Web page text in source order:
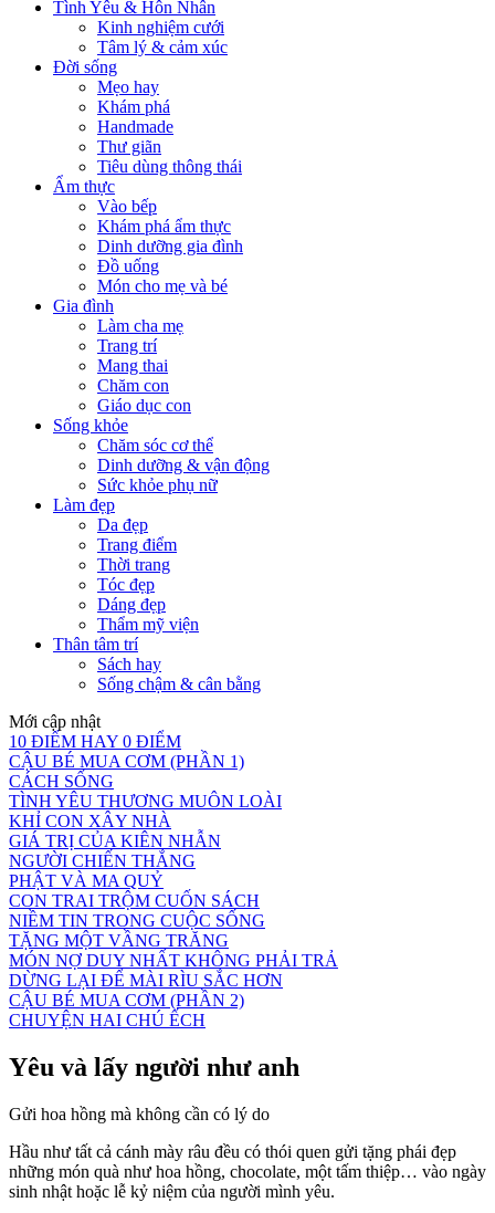
Tình Yêu & Hôn Nhân
Kinh nghiệm cưới
Tâm lý & cảm xúc
Đời sống
Mẹo hay
Khám phá
Handmade
Thư giãn
Tiêu dùng thông thái
Ẩm thực
Vào bếp
Khám phá ẩm thực
Dinh dưỡng gia đình
Đồ uống
Món cho mẹ và bé
Gia đình
Làm cha mẹ
Trang trí
Mang thai
Chăm con
Giáo dục con
Sống khỏe
Chăm sóc cơ thể
Dinh dưỡng & vận động
Sức khỏe phụ nữ
Làm đẹp
Da đẹp
Trang điểm
Thời trang
Tóc đẹp
Dáng đẹp
Thẩm mỹ viện
Thân tâm trí
Sách hay
Sống chậm & cân bằng
Mới cập nhật
10 ĐIỂM HAY 0 ĐIỂM
CẬU BÉ MUA CƠM (PHẦN 1)
CÁCH SỐNG
TÌNH YÊU THƯƠNG MUÔN LOÀI
KHỈ CON XÂY NHÀ
GIÁ TRỊ CỦA KIÊN NHẪN
NGƯỜI CHIẾN THẮNG
PHẬT VÀ MA QUỶ
CON TRAI TRỘM CUỐN SÁCH
NIỀM TIN TRONG CUỘC SỐNG
TẶNG MỘT VẦNG TRĂNG
MÓN NỢ DUY NHẤT KHÔNG PHẢI TRẢ
DỪNG LẠI ĐỂ MÀI RÌU SẮC HƠN
CẬU BÉ MUA CƠM (PHẦN 2)
CHUYỆN HAI CHÚ ẾCH
Yêu và lấy người như anh
Gửi hoa hồng mà không cần có lý do
Hầu như tất cả cánh mày râu đều có thói quen gửi tặng phái đẹp
những món quà như hoa hồng, chocolate, một tấm thiệp… vào ngày
sinh nhật hoặc lễ kỷ niệm của người mình yêu.